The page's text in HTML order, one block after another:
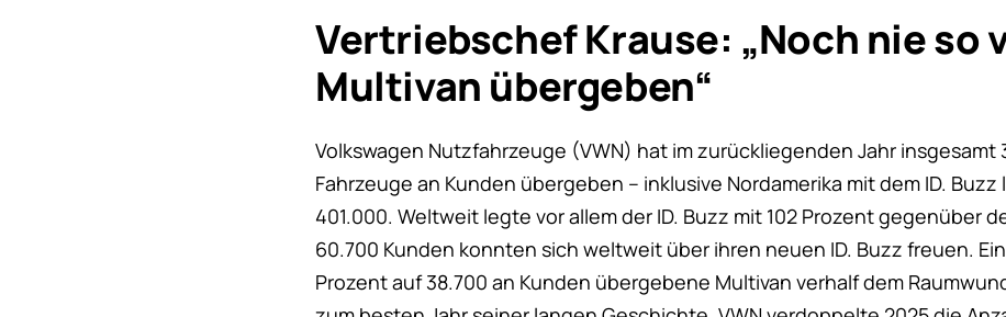
Vertriebschef Krause: „Noch nie so
Multivan übergeben“
Volkswagen Nutzfahrzeuge (VWN) hat im zurückliegenden Jahr insgesamt
Fahrzeuge an Kunden übergeben – inklusive Nordamerika mit dem ID. Buzz
401.000. Weltweit legte vor allem der ID. Buzz mit 102 Prozent gegenüber
60.700 Kunden konnten sich weltweit über ihren neuen ID. Buzz freuen. Ein
Prozent auf 38.700 an Kunden übergebene Multivan verhalf dem